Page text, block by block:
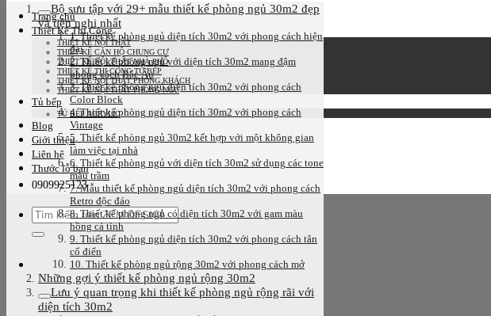
Trang chủ
Thiết Kế Thi Công
THIẾT KẾ NỘI THẤT
THIẾT KẾ CĂN HỘ CHUNG CƯ
THIẾT KẾ NỘI THẤT NHÀ PHỐ
THIẾT KẾ THI CÔNG TỦ BẾP
THIẾT KẾ NỘI THẤT PHÒNG KHÁCH
THIẾT KẾ NỘI THẤT PHÒNG NGỦ
Tủ bếp
TỦ BẾP ACRYLIC
Blog
Giới thiệu
Liên hệ
Thước lỗ ban
0909925123
Tìm
kiếm:
Bộ sưu tập với 29+ mẫu thiết kế phòng ngủ 30m2 đẹp
và tiện nghi nhất
1. Thiết kế phòng ngủ diện tích 30m2 với phong cách hiện
đại
2. Thiết kế phòng ngủ với diện tích 30m2 mang đậm
phong cách Bắc Âu
3. Thiết kế phòng ngủ diện tích 30m2 với phong cách
Color Block
4. Thiết kế phòng ngủ diện tích 30m2 với phong cách
Vintage
5. Thiết kế phòng ngủ 30m2 kết hợp với một không gian
làm việc tại nhà
6. Thiết kế phòng ngủ với diện tích 30m2 sử dụng các tone
màu trầm
7. Mẫu thiết kế phòng ngủ diện tích 30m2 với phong cách
Retro độc đáo
8. Thiết kế phòng ngủ có diện tích 30m2 với gam màu
hồng cá tính
9. Thiết kế phòng ngủ diện tích 30m2 với phong cách tân
cổ điển
10. Thiết kế phòng ngủ rộng 30m2 với phong cách mở
Những gợi ý thiết kế phòng ngủ rộng 30m2
Lưu ý quan trọng khi thiết kế phòng ngủ rộng rãi với
diện tích 30m2